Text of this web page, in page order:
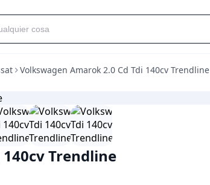
Volkswagen Amarok 2.0 Cd Tdi 140cv Trendline
Trendline